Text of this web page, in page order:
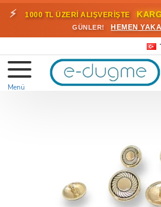
⚡ 1000 TL ÜZERİ ALIŞVERİŞTE
GÜNLER!
HEMEN